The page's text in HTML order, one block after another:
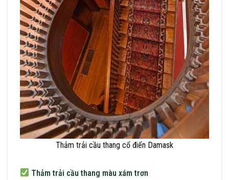
Thảm trải cầu thang cổ điển Damask
Thảm trải cầu thang màu xám trơn